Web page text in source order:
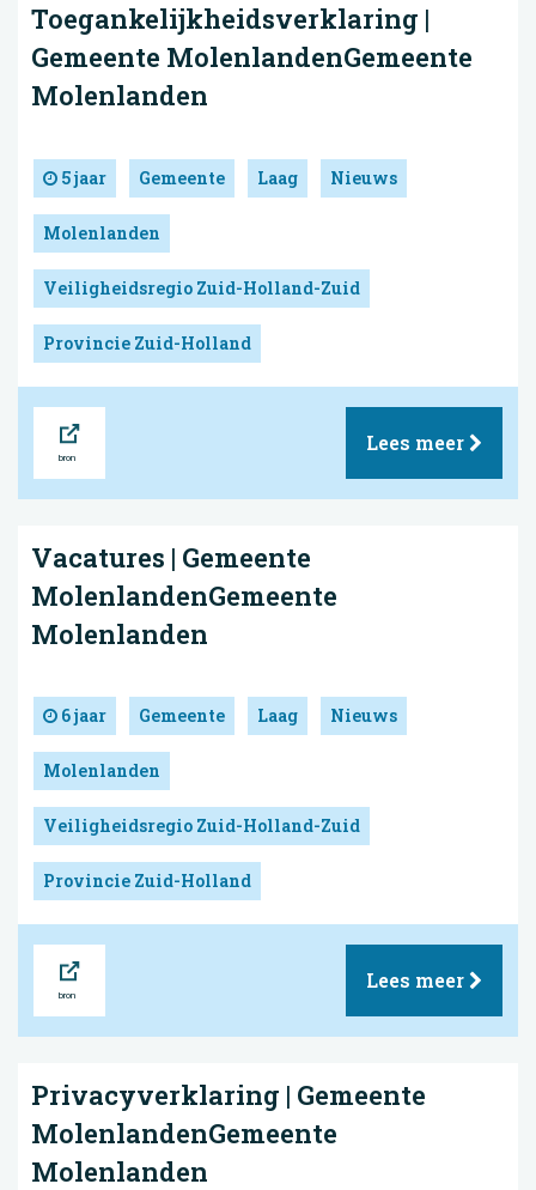
Toegankelijkheidsverklaring |
Gemeente MolenlandenGemeente
Molenlanden
5 jaar Gemeente Laag Nieuws
Molenlanden
Veiligheidsregio Zuid-Holland-Zuid
Provincie Zuid-Holland
Lees meer
Vacatures | Gemeente
MolenlandenGemeente
Molenlanden
6 jaar Gemeente Laag Nieuws
Molenlanden
Veiligheidsregio Zuid-Holland-Zuid
Provincie Zuid-Holland
Lees meer
Privacyverklaring | Gemeente
MolenlandenGemeente
Molenlanden